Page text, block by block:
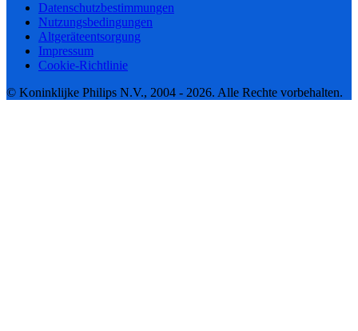
Datenschutzbestimmungen
Nutzungsbedingungen
Altgeräteentsorgung
Impressum
Cookie-Richtlinie
© Koninklijke Philips N.V., 2004 - 2026. Alle Rechte vorbehalten.